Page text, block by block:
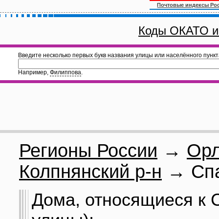
Почтовые индексы
Коды ОКАТО
Введите несколько первых букв названия улицы или населённого
Например, Филиппова.
Регионы России →
Колпнянский р-н →
Дома, относящиеся к